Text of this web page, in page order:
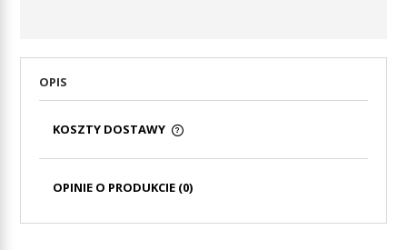
OPIS
KOSZTY DOSTAWY
PŁATNOŚCI
OPINIE O PRODUKCIE (0)